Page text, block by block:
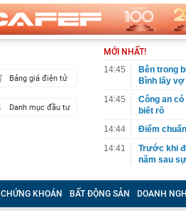
Bảng giá điện tử
Danh mục đầu tư
MỚI NHẤT!
14:45
Bên trong
Bình lấy vợ
14:45
Công an
biết rõ
14:44
Điểm
14:41
Trước khi
năm sau
14:40
Vì sao ì
14:39
Nhà vàng
CHỨNG KHOÁN BẤT ĐỘNG SẢN DOANH